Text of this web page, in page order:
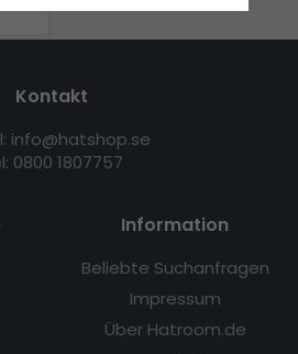
Kontakt
info@hatshop.se
0800 1807757
Information
Beliebte Suchanfragen
Impressum
Über Hatroom.de